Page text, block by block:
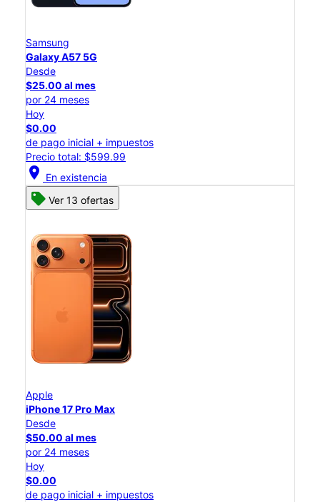
Samsung
Galaxy A57 5G
Desde
$25.00 al mes
por 24 meses
Hoy
$0.00
de pago inicial + impuestos
Precio total: $599.99
location_on En existencia
Ver 13 ofertas
Apple
iPhone 17 Pro Max
Desde
$50.00 al mes
por 24 meses
Hoy
$0.00
de pago inicial + impuestos